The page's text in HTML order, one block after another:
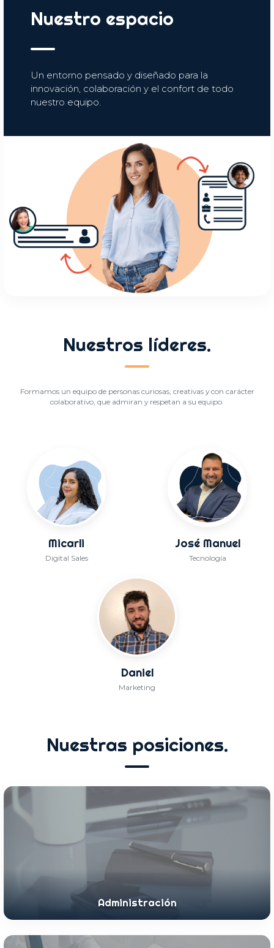
Nuestro espacio
Un entorno pensado y diseñado para la
innovación, colaboración y el confort de todo
nuestro equipo.
Nuestros líderes.
Formamos un equipo de personas curiosas, creativas y con carácter
colaborativo, que admiran y respetan a su equipo.
Micarli
Digital Sales
José Manuel
Tecnología
Daniel
Marketing
Nuestras posiciones.
Administración